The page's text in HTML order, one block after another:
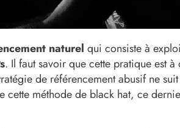
naturel qui consiste à
. Il faut savoir que cette pratique est
de référencement abusif ne
méthode de black hat, ce